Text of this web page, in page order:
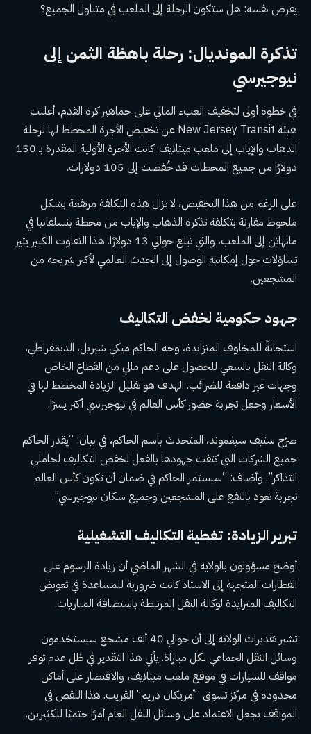
يفرض نفسه: هل ستكون الرحلة إلى الملعب في متناول الجميع؟
تذكرة المونديال: رحلة باهظة الثمن إلى
نيوجيرسي
في خطوة أولى لتخفيف العبء المالي على جماهير كرة القدم، أعلنت
هيئة New Jersey Transit عن تخفيض الأجرة المخطط لها لرحلة
الذهاب والإياب إلى ملعب ميتلايف. كانت الأجرة الأولية المقدرة بـ 150
دولارًا من جميع المحطات قد خُفضت إلى 105 دولارات.
على الرغم من هذا التخفيض، لا تزال هذه التكلفة مرتفعة بشكل
ملحوظ مقارنة بتكلفة تذكرة الذهاب والإياب من محطة بنسلفانيا في
مانهاتن إلى الملعب، والتي تبلغ حوالي 13 دولارًا. هذا التفاوت الكبير يثير
تساؤلات حول إمكانية الوصول إلى الحدث العالمي لأكبر شريحة من
المشجعين.
جهود حكومية لخفض التكاليف
استجابةً للمخاوف المتزايدة، وجه الحاكم ميكي شيريل، الديمقراطي،
وكالة النقل بالسعي للحصول على دعم مالي من القطاع الخاص
وجهات غير دافعة للضرائب. الهدف هو تقليل الزيادة المخطط لها في
الأسعار وجعل تجربة حضور كأس العالم في نيوجيرسي أكثر يسرًا.
صرّح ستيف سيغموند، المتحدث باسم الحاكم، في بيان: “يقدر الحاكم
جميع الشركات التي كثفت جهودها بالفعل لخفض التكاليف لحاملي
التذاكر”. وأضاف: “سيستمر الحاكم في ضمان أن تكون كأس العالم
تجربة تعود بالنفع على المشجعين وجميع سكان نيوجيرسي”.
تبرير الزيادة: تغطية التكاليف التشغيلية
أوضح مسؤولون بالولاية في الشهر الماضي أن زيادة الرسوم على
القطارات المتجهة إلى الاستاد كانت ضرورية للمساعدة في تعويض
التكاليف المتزايدة لوكالة النقل المرتبطة باستضافة المباريات.
تشير تقديرات الولاية إلى أن حوالي 40 ألف مشجع سيستخدمون
وسائل النقل الجماعي لكل مباراة. يأتي هذا التقدير في ظل عدم توفر
مواقف للسيارات في موقع ملعب ميتلايف، والاقتصار على أماكن
محدودة في مركز تسوق “أمريكان دريم” القريب. هذا النقص في
المواقف يجعل الاعتماد على وسائل النقل العام أمرًا حتميًا للكثيرين.